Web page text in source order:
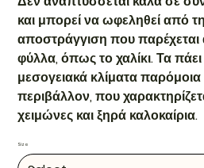
και μπορεί να ωφεληθεί από
αποστράγγιση που
φύλλα, όπως το χαλίκι. Τα
μεσογειακά κλίματα παρόμοια
περιβάλλον, που
χειμώνες και ξηρά καλοκαίρια.
Size